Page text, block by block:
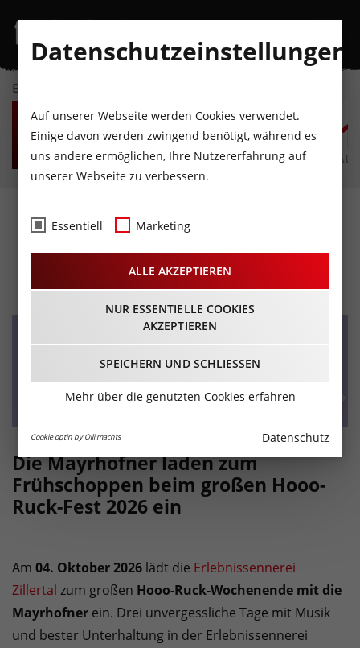
EVENTKALENDER
FR
7
AUGUST
SA
8
AUGUST
SO
9
AUGUST
MO
10
AUGUST
DI
11
AUGUST
Hooo-Ruck-Fest der
Mayrhofner
04.10.2026 - Beginn 11:00 Uhr
Die Mayrhofner laden zum
Frühschoppen beim großen Hooo-
Ruck-Fest 2026 ein
Am 04. Oktober 2026 lädt die Erlebnissennerei
Zillertal zum großen Hooo-Ruck-Wochenende mit die
Mayrhofner ein. Drei unvergessliche Tage mit Musik
und bester Unterhaltung in der Erlebnissennerei
Datenschutzeinstellungen
Auf unserer Webseite werden Cookies verwendet.
Einige davon werden zwingend benötigt, während es
uns andere ermöglichen, Ihre Nutzererfahrung auf
unserer Webseite zu verbessern.
Essentiell Marketing
ALLE AKZEPTIEREN
NUR ESSENTIELLE COOKIES
AKZEPTIEREN
SPEICHERN UND SCHLIESSEN
Mehr über die genutzten Cookies erfahren
Cookie optin by Olli machts Datenschutz